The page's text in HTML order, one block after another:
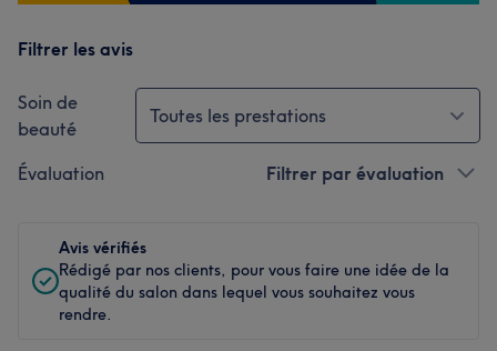
Filtrer les avis
Soin de
beauté
Toutes les prestations
Évaluation Filtrer par évaluation
Avis vérifiés
Rédigé par nos clients, pour vous faire une idée de la
qualité du salon dans lequel vous souhaitez vous
rendre.